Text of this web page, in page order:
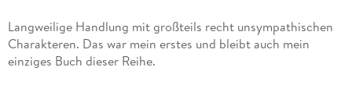
Langweilige Handlung mit großteils recht unsympathischen
Charakteren. Das war mein erstes und bleibt auch mein
einziges Buch dieser Reihe.